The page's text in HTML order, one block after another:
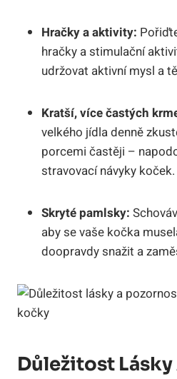
Hračky a aktivity:
hračky a stimulační
udržovat aktivní mysl a
Kratší, více častých
velkého jídla denně
porcemi častěji –
stravovací návyky koček.
Skryté pamlsky:
aby se vaše kočka
doopravdy snažit a
Důležitost